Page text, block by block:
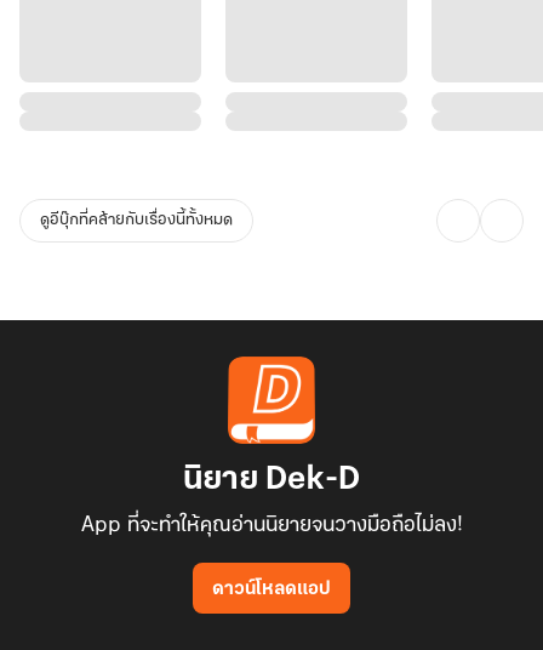
ดูอีบุ๊กที่คล้ายกับเรื่องนี้ทั้งหมด
นิยาย Dek-D
App ที่จะทำให้คุณอ่านนิยายจนวางมือถือไม่ลง!
ดาวน์โหลดแอป